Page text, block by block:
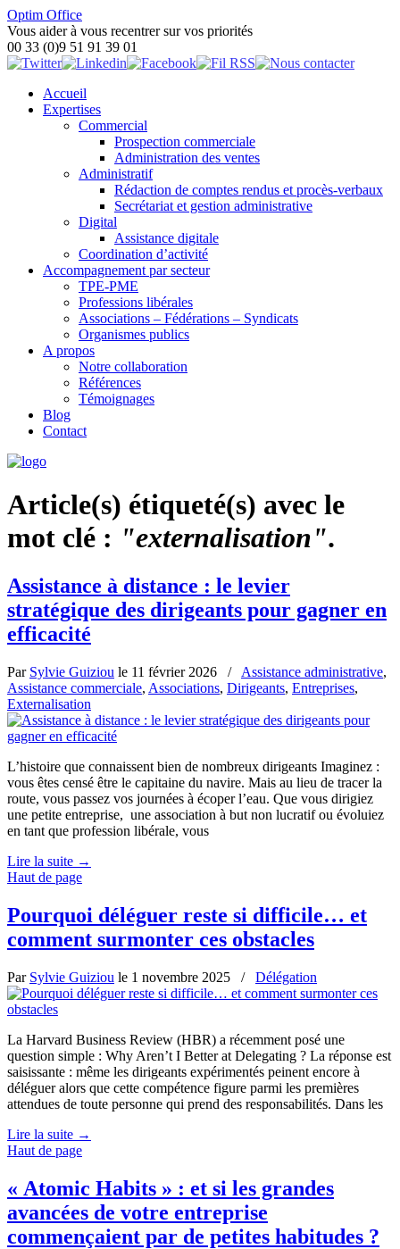
Optim Office
Vous aider à vous recentrer sur vos priorités
00 33 (0)9 51 91 39 01
Accueil
Expertises
Commercial
Prospection commerciale
Administration des ventes
Administratif
Rédaction de comptes rendus et procès-verbaux
Secrétariat et gestion administrative
Digital
Assistance digitale
Coordination d’activité
Accompagnement par secteur
TPE-PME
Professions libérales
Associations – Fédérations – Syndicats
Organismes publics
A propos
Notre collaboration
Références
Témoignages
Blog
Contact
Article(s) étiqueté(s) avec le
mot clé : "externalisation".
Assistance à distance : le levier
stratégique des dirigeants pour gagner en
efficacité
Par Sylvie Guiziou le 11 février 2026 / Assistance administrative,
Assistance commerciale, Associations, Dirigeants, Entreprises,
Externalisation
L’histoire que connaissent bien de nombreux dirigeants Imaginez :
vous êtes censé être le capitaine du navire. Mais au lieu de tracer la
route, vous passez vos journées à écoper l’eau. Que vous dirigiez
une petite entreprise, une association à but non lucratif ou évoluiez
en tant que profession libérale, vous
Lire la suite →
Haut de page
Pourquoi déléguer reste si difficile… et
comment surmonter ces obstacles
Par Sylvie Guiziou le 1 novembre 2025 / Délégation
La Harvard Business Review (HBR) a récemment posé une
question simple : Why Aren’t I Better at Delegating ? La réponse est
saisissante : même les dirigeants expérimentés peinent encore à
déléguer alors que cette compétence figure parmi les premières
attendues de toute personne qui prend des responsabilités. Dans les
Lire la suite →
Haut de page
« Atomic Habits » : et si les grandes
avancées de votre entreprise
commençaient par de petites habitudes ?